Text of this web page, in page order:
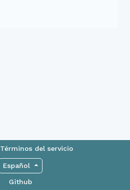
Términos del servicio
Español
Github